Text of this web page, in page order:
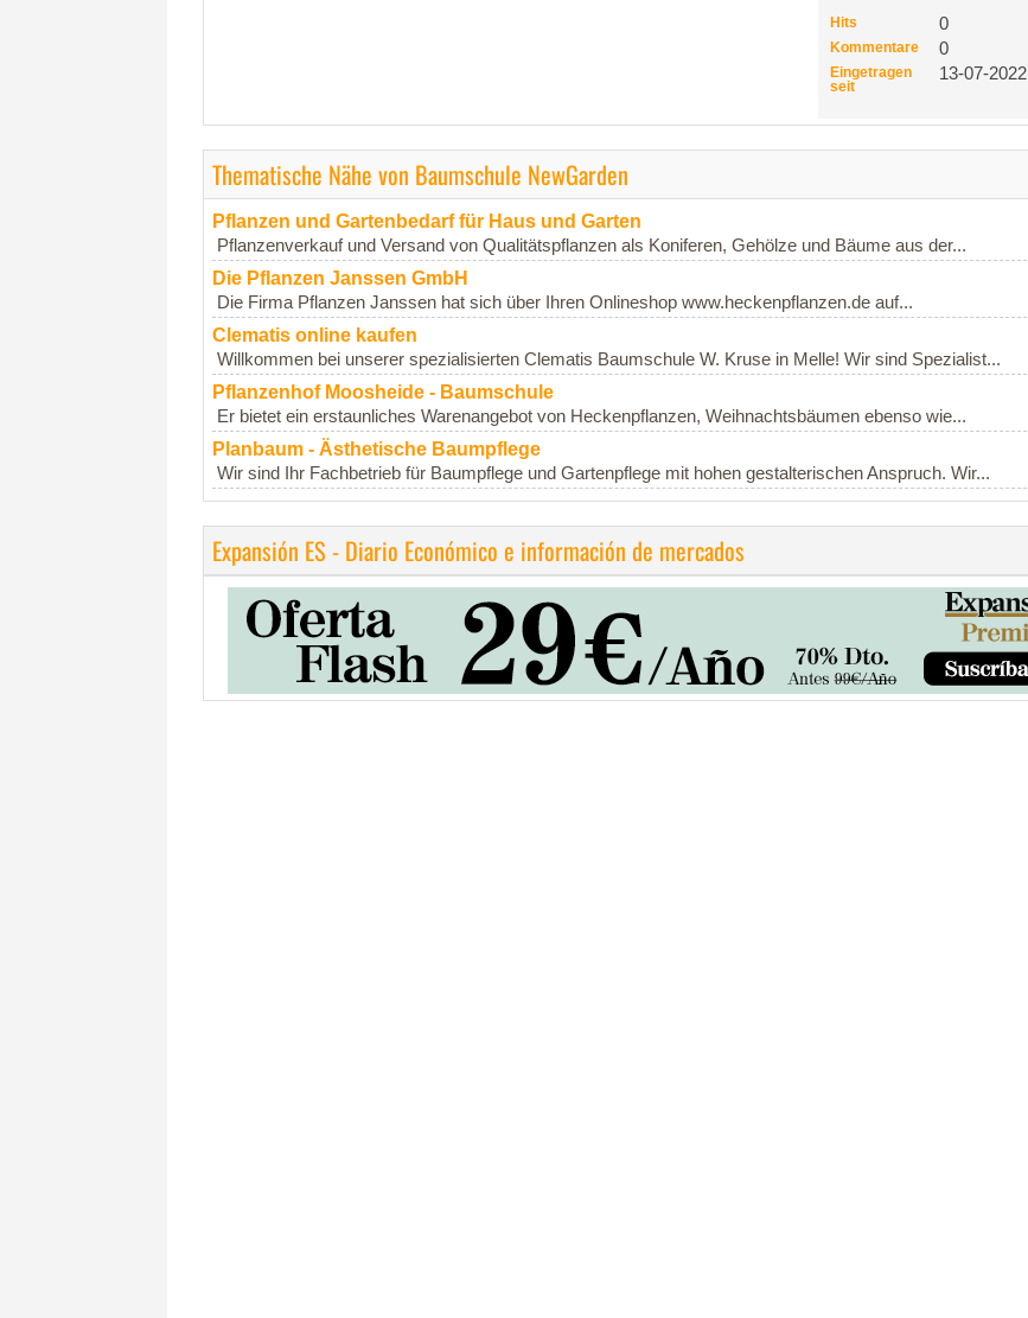
Hits 0
Kommentare 0
Eingetragen
seit
13-07-2022
Thematische Nähe von Baumschule NewGarden
Pflanzen und Gartenbedarf für Haus und Garten
Pflanzenverkauf und Versand von Qualitätspflanzen als Koniferen, Gehölze und Bäume aus der...
Die Pflanzen Janssen GmbH
Die Firma Pflanzen Janssen hat sich über Ihren Onlineshop www.heckenpflanzen.de auf...
Clematis online kaufen
Willkommen bei unserer spezialisierten Clematis Baumschule W. Kruse in Melle! Wir sind Spezialist...
Pflanzenhof Moosheide - Baumschule
Er bietet ein erstaunliches Warenangebot von Heckenpflanzen, Weihnachtsbäumen ebenso wie...
Planbaum - Ästhetische Baumpflege
Wir sind Ihr Fachbetrieb für Baumpflege und Gartenpflege mit hohen gestalterischen Anspruch. Wir...
Expansión ES - Diario Económico e información de mercados